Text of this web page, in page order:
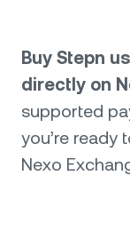
Buy Stepn
directly on
supported
you’re ready
Nexo